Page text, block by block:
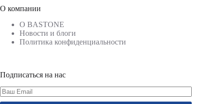
О компании
О BASTONE
Новости и блоги
Политика конфиденциальности
Подписаться на нас